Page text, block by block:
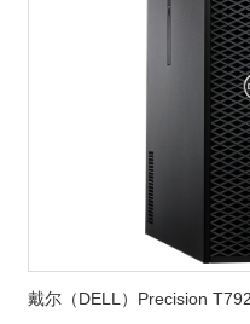
戴尔（DELL）Precision